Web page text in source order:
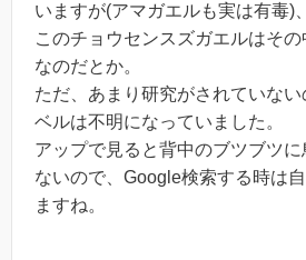
いますが(アマガエルも実は有毒)、
このチョウセンスズガエルはそ
なのだとか。
ただ、あまり研究がされていな
ベルは不明になっていました。
アップで見ると背中のブツブツ
ないので、Google検索する時は
ますね。